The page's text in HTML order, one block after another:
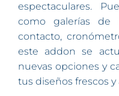
espectaculares.
como galerías de
contacto,
este addon se
nuevas opciones y
tus diseños frescos y